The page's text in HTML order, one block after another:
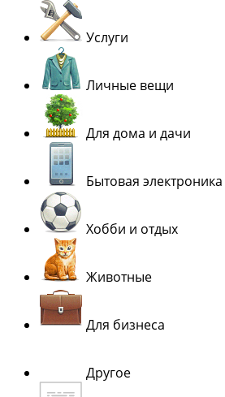
Услуги
Личные вещи
Для дома и дачи
Бытовая электроника
Хобби и отдых
Животные
Для бизнеса
Другое